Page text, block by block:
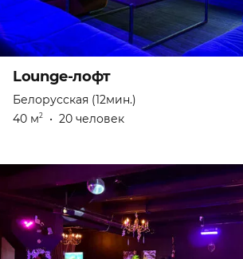
Lounge-лофт
Белорусская (12мин.)
40 м2 • 20 человек